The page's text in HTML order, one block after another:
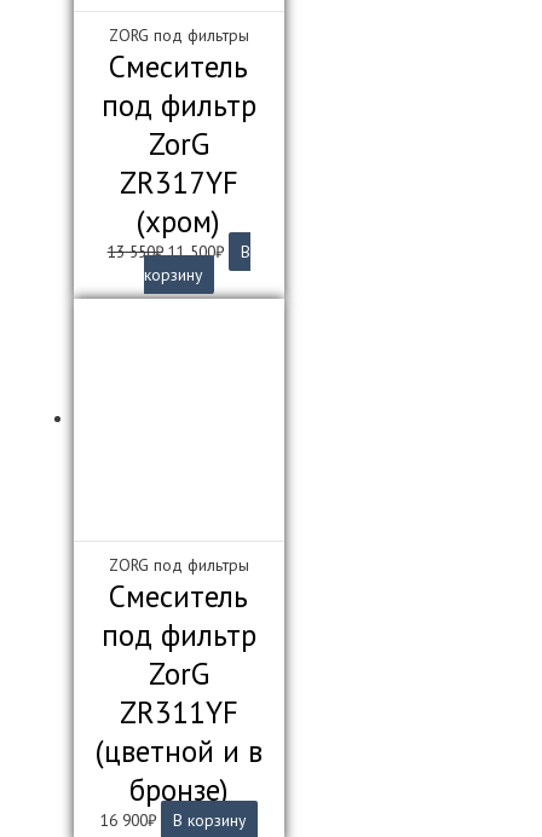
ZORG под фильтры
Смеситель
под фильтр
ZorG
ZR317YF
(хром)
13 550₽Первоначальная
цена
составляла
11 500₽Текущая
цена:
11
В
корзину
ZORG под фильтры
Смеситель
под фильтр
ZorG
ZR311YF
(цветной и в
бронзе)
16 900₽ В корзину